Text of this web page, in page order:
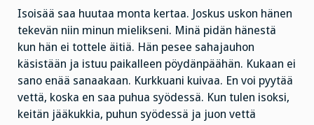
Isoisää saa huutaa monta kertaa. Joskus uskon hänen
tekevän niin minun mielikseni. Minä pidän hänestä
kun hän ei tottele äitiä. Hän pesee sahajauhon
käsistään ja istuu paikalleen pöydänpäähän. Kukaan ei
sano enää sanaakaan. Kurkkuani kuivaa. En voi pyytää
vettä, koska en saa puhua syödessä. Kun tulen isoksi,
keitän jääkukkia, puhun syödessä ja juon vettä